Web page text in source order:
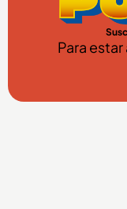
Para